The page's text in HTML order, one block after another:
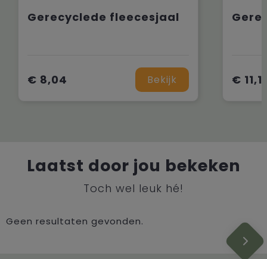
Gerecyclede fleecesjaal
€ 8,04 Bekijk €
Laatst door jou bekeken
Toch wel leuk hé!
Geen resultaten gevonden.